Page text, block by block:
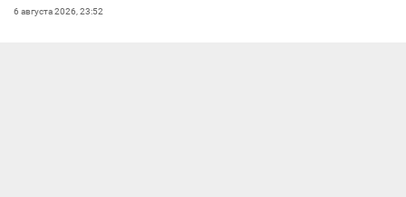
6 августа 2026, 23:52